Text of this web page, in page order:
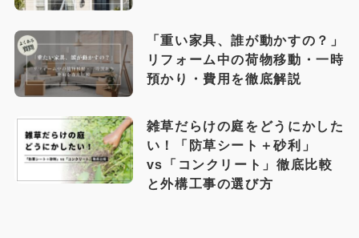
「重い家具、誰が動かすの？」
リフォーム中の荷物移動・一時
預かり・費用を徹底解説
雑草だらけの庭をどうにかした
い！「防草シート＋砂利」
vs「コンクリート」徹底比較
と外構工事の選び方